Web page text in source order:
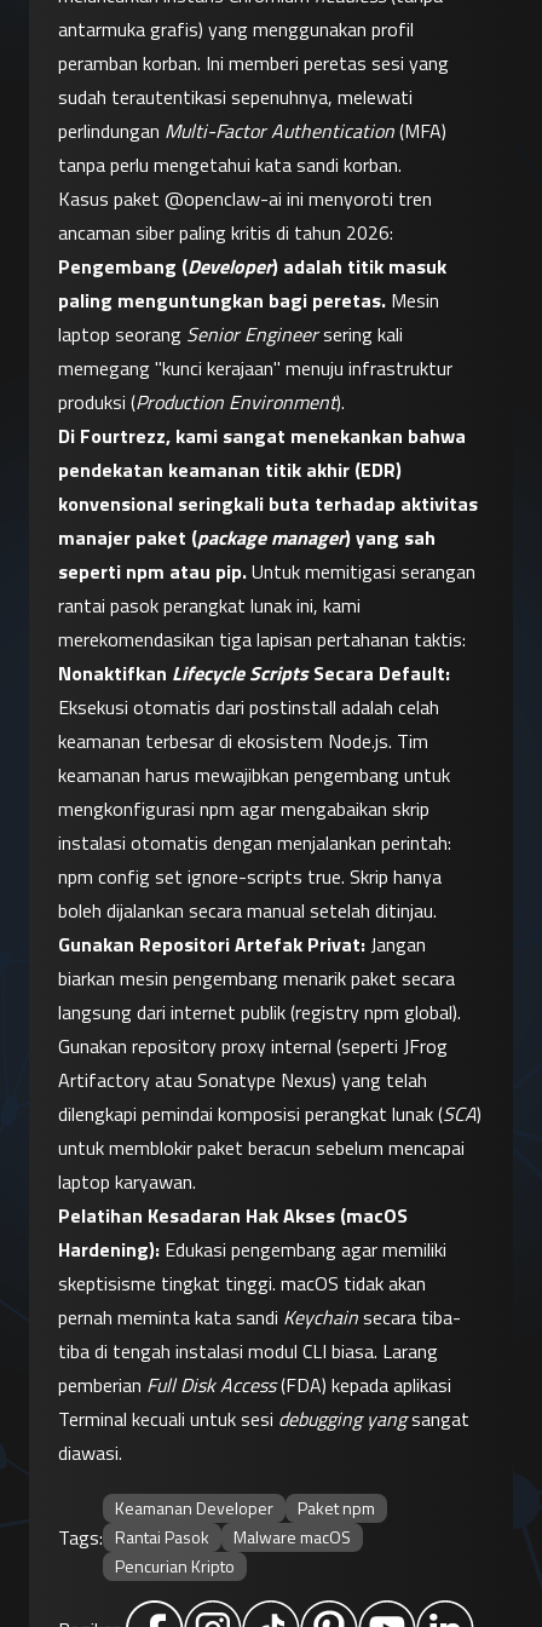
antarmuka grafis) yang menggunakan profil
peramban korban. Ini memberi peretas sesi yang
sudah terautentikasi sepenuhnya, melewati
perlindungan Multi-Factor Authentication (MFA)
tanpa perlu mengetahui kata sandi korban.
Kasus paket @openclaw-ai ini menyoroti tren
Pengembang (Developer) adalah titik masuk
paling menguntungkan bagi peretas. Mesin
laptop seorang Senior Engineer sering kali
memegang "kunci kerajaan" menuju infrastruktur
produksi (Production Environment).
Di Fourtrezz, kami sangat menekankan bahwa
pendekatan keamanan titik akhir (EDR)
konvensional seringkali buta terhadap aktivitas
manajer paket (package manager) yang sah
seperti npm atau pip. Untuk memitigasi serangan
rantai pasok perangkat lunak ini, kami
merekomendasikan tiga lapisan pertahanan taktis:
Nonaktifkan Lifecycle Scripts Secara Default:
Eksekusi otomatis dari postinstall adalah celah
keamanan terbesar di ekosistem Node.js. Tim
keamanan harus mewajibkan pengembang untuk
mengkonfigurasi npm agar mengabaikan skrip
instalasi otomatis dengan menjalankan perintah:
npm config set ignore-scripts true. Skrip hanya
boleh dijalankan secara manual setelah ditinjau.
Gunakan Repositori Artefak Privat: Jangan
biarkan mesin pengembang menarik paket secara
langsung dari internet publik (registry npm global).
Gunakan repository proxy internal (seperti JFrog
Artifactory atau Sonatype Nexus) yang telah
dilengkapi pemindai komposisi perangkat lunak (SCA)
untuk memblokir paket beracun sebelum mencapai
laptop karyawan.
Pelatihan Kesadaran Hak Akses (macOS
Hardening): Edukasi pengembang agar memiliki
skeptisisme tingkat tinggi. macOS tidak akan
pernah meminta kata sandi Keychain secara tiba-
tiba di tengah instalasi modul CLI biasa. Larang
pemberian Full Disk Access (FDA) kepada aplikasi
Terminal kecuali untuk sesi debugging yang sangat
diawasi.
Tags:
Keamanan Developer
Paket npm
Rantai Pasok
Malware macOS
Pencurian Kripto